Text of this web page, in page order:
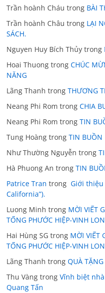
Trần hoành Cháu trong BÀI
Trần hoành Châu trong LẠI
SÁCH.
Nguyen Huy Bích Thủy trong
Hoai Thuong trongCHÚC
NĂNG
Lãng Thanh trongTHƯƠNG
Neang Phi Rom trongCHIA
Neang Phi Rom trongTIN
Tung Hoàng trongTIN BUỒN
Như Thường Nguyễn trong
Hà Phuong An trongTIN
Patrice Tran trong Giới thiệu
California”).
Luong Minh trong MỜI VIẾT
TỐNG PHƯỚC HIỆP-VINH
Hai Hùng SG trong MỜI VIẾT
TỐNG PHƯỚC HIỆP-VINH
Lãng Thanh trongQUÀ
Thu Vàng trongVĩnh biệt
Quang Tấn